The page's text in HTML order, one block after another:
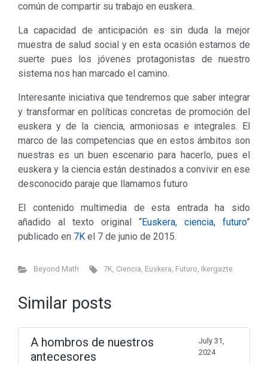
común de compartir su trabajo en euskera.
La capacidad de anticipación es sin duda la mejor
muestra de salud social y en esta ocasión estamos de
suerte pues los jóvenes protagonistas de nuestro
sistema nos han marcado el camino.
Interesante iniciativa que tendremos que saber integrar
y transformar en políticas concretas de promoción del
euskera y de la ciencia, armoniosas e integrales. El
marco de las competencias que en estos ámbitos son
nuestras es un buen escenario para hacerlo, pues el
euskera y la ciencia están destinados a convivir en ese
desconocido paraje que llamamos futuro
El contenido multimedia de esta entrada ha sido
añadido al texto original “Euskera, ciencia, futuro”
publicado en 7K el 7 de junio de 2015.
Beyond Math 7K, Ciencia, Euskera, Futuro, Ikergazte
Similar posts
A hombros de nuestros
antecesores
July 31,
2024